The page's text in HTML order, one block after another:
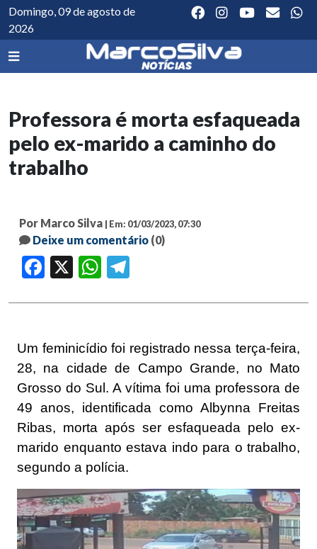
Domingo, 09 de agosto de
2026
Professora é morta esfaqueada
pelo ex-marido a caminho do
trabalho
Por Marco Silva | Em: 01/03/2023, 07:30
Deixe um comentário (0)
Facebook WhatsApp
Um feminicídio foi registrado nessa terça-feira,
28, na cidade de Campo Grande, no Mato
Grosso do Sul. A vítima foi uma professora de
49 anos, identificada como Albynna Freitas
Ribas, morta após ser esfaqueada pelo ex-
marido enquanto estava indo para o trabalho,
segundo a polícia.